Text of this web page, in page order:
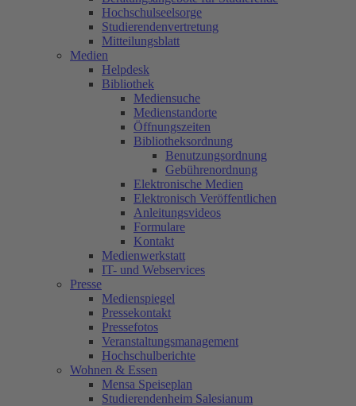
Hochschulseelsorge
Studierendenvertretung
Mitteilungsblatt
Medien
Helpdesk
Bibliothek
Mediensuche
Medienstandorte
Öffnungszeiten
Bibliotheksordnung
Benutzungsordnung
Gebührenordnung
Elektronische Medien
Elektronisch Veröffentlichen
Anleitungsvideos
Formulare
Kontakt
Medienwerkstatt
IT- und Webservices
Presse
Medienspiegel
Pressekontakt
Pressefotos
Veranstaltungsmanagement
Hochschulberichte
Wohnen & Essen
Mensa Speiseplan
Studierendenheim Salesianum